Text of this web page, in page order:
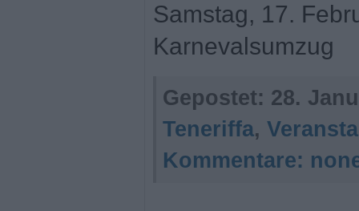
Samstag, 17.
Karnevalsumzug
Gepostet: 28.
Teneriffa,
Kommentare: